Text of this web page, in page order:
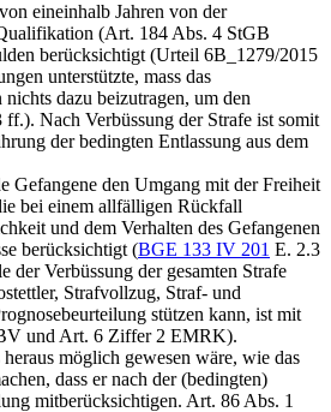
eineinhalb Jahren von der
(Art. 184 Abs. 4 StGB
berücksichtigt (Urteil 6B_1279/2015
unterstützte, mass das
dazu beizutragen, um den
ff.). Nach Verbüssung der Strafe ist somit
der bedingten Entlassung aus dem
Gefangene den Umgang mit der Freiheit
bei einem allfälligen Rückfall
und dem Verhalten des Gefangenen
berücksichtigt (BGE 133 IV 201 E. 2.3
Verbüssung der gesamten Strafe
Strafvollzug, Straf- und
stützen kann, ist mit
und Art. 6 Ziffer 2 EMRK).
möglich gewesen wäre, wie das
dass er nach der (bedingten)
mitberücksichtigen. Art. 86 Abs. 1